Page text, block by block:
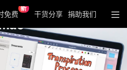
免费
新
干货分享 捐助我们